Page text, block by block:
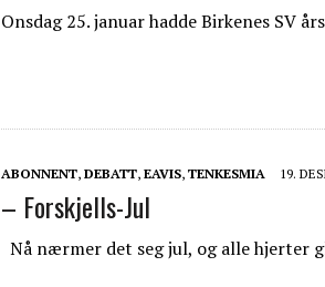
Onsdag 25. januar hadde Birkenes SV
ABONNENT, DEBATT, EAVIS, TENKESMIA 19.
– Forskjells-Jul
Nå nærmer det seg jul, og alle hjerter